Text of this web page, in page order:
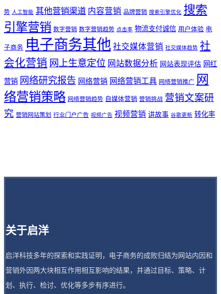
势 人工智能 其他营销渠道 内容营销 品牌营销 搜索引擎优化 搜索
引擎营销 数字营销 数字营销趋势 点击率 物流支付诚信 用户体验 电
子商务 电子商务其他社交媒体营销 社交媒体趋势 社
会化营销 网上生意定位 网站数据分析 网站表现评估 网红
营销 网络研究报告 网络营销 网络营销工具 网络营销推广 网
络营销策略 网络营销趋势 自媒体营销 营销挑战 营销文案研
究 营销网站策划 行业门户广告 视频广告 视频营销 讲故事 谷歌更新 转化率
关于启洋
启洋科技多年的探索和实践证明，电子商务的成败归结为网站内因和
营销外因两大块相互作用相互影响的结果，并通过目标、策略、计
划、执行、检讨、优化等多步有序进行。